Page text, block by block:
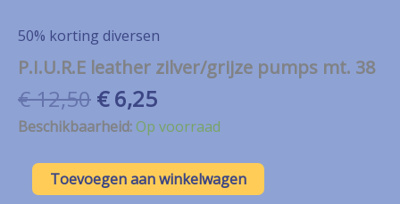
50% korting diversen
P.I.U.R.E leather zilver/grijze pumps mt. 38
€12,50 Oorspronkelijke
prijs
€ 12,50.
€6,25Huidige
prijs
€ 6,25.
Beschikbaarheid:Op voorraad
P.I.U.R.E
leatherToevoegen aan winkelwagen